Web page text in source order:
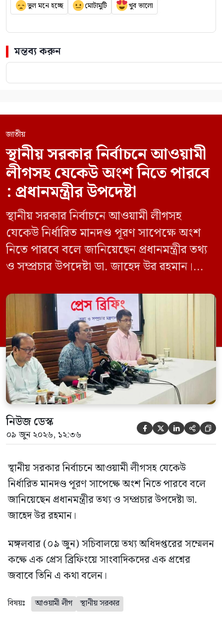
ভুল মনে হচ্ছে মোটামুটি খুব ভালো
মন্তব্য করুন
জাতীয়
স্থানীয় সরকার নির্বাচনে আওয়ামী
লীগসহ যেকেউ অংশ নিতে পারবে
: প্রধানমন্ত্রীর উপদেষ্টা
স্থানীয় সরকার নির্বাচনে আওয়ামী লীগসহ
যেকেউ নির্ধারিত মানদণ্ড পূরণ সাপেক্ষে অংশ
নিতে পারবে বলে জানিয়েছেন প্রধানমন্ত্রীর তথ্য
ও সম্প্রচার উপদেষ্টা ডা. জাহেদ উর রহমান।
সম্মেলন কক্ষে এক প্রেস ব্রিফিংয়ে সাংবাদিকদের
এক প্রশ্নের জবাবে তিনি এ কথা বলেন।
নিউজ ডেস্ক
০৯ জুন ২০২৬, ১২:৩৬     
স্থানীয় সরকার নির্বাচনে আওয়ামী লীগসহ যেকেউ
নির্ধারিত মানদণ্ড পূরণ সাপেক্ষে অংশ নিতে পারবে বলে
জানিয়েছেন প্রধানমন্ত্রীর তথ্য ও সম্প্রচার উপদেষ্টা ডা.
জাহেদ উর রহমান।
মঙ্গলবার (০৯ জুন) সচিবালয়ে তথ্য অধিদপ্তরের সম্মেলন
কক্ষে এক প্রেস ব্রিফিংয়ে সাংবাদিকদের এক প্রশ্নের
জবাবে তিনি এ কথা বলেন।
বিষয়ঃ আওয়ামী লীগ স্থানীয় সরকার